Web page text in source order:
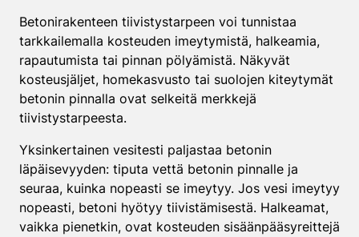
Betonirakenteen tiivistystarpeen voi tunnistaa
tarkkailemalla kosteuden imeytymistä, halkeamia,
rapautumista tai pinnan pölyämistä. Näkyvät
kosteusjäljet, homekasvusto tai suolojen kiteytymät
betonin pinnalla ovat selkeitä merkkejä
tiivistystarpeesta.
Yksinkertainen vesitesti paljastaa betonin
läpäisevyyden: tiputa vettä betonin pinnalle ja
seuraa, kuinka nopeasti se imeytyy. Jos vesi imeytyy
nopeasti, betoni hyötyy tiivistämisestä. Halkeamat,
vaikka pienetkin, ovat kosteuden sisäänpääsyreittejä